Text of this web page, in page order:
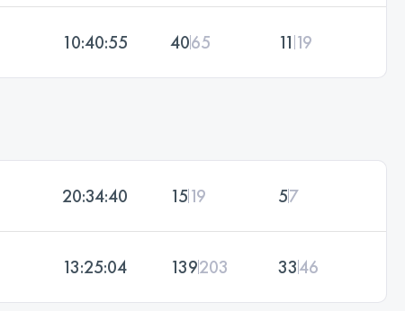
10:40:55 4065 11 19
20:34:40 1519 57
13:25:04 139203 3346